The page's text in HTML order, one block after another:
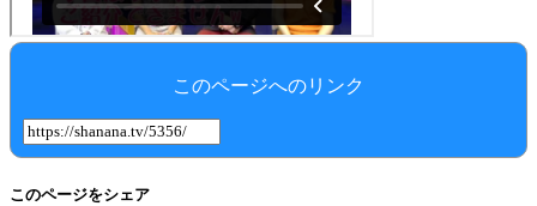
このページへのリンク
このページをシェア